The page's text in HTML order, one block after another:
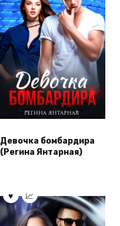
Девочка бомбардира
(Регина Янтарная)